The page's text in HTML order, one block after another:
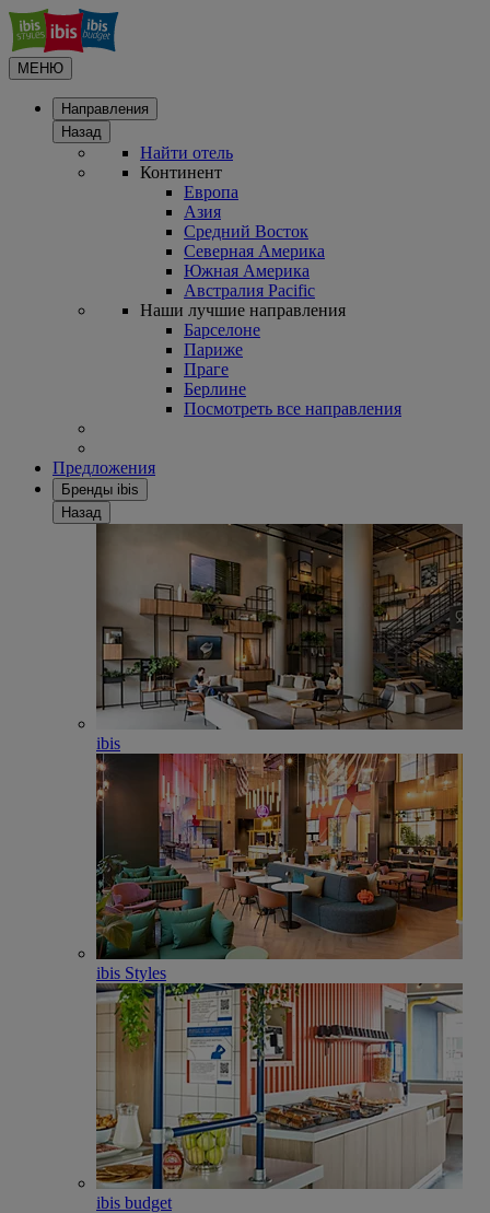
МЕНЮ
Направления
Назад
Найти отель
Континент
Европа
Азия
Средний Восток
Северная Америка
Южная Америка
Австралия Pacific
Наши лучшие направления
Барселоне
Париже
Праге
Берлине
Посмотреть все направления
Предложения
Бренды ibis
Назад
ibis
ibis Styles
ibis budget